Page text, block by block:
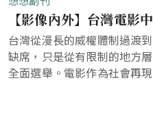
【影像內外】台灣電影
台灣從漫長的威權體制過渡
缺席，只是從有限制的地方
全面選舉。電影作為社會再